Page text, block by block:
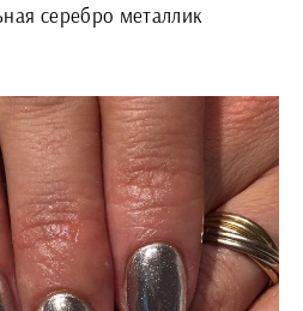
серебро металлик